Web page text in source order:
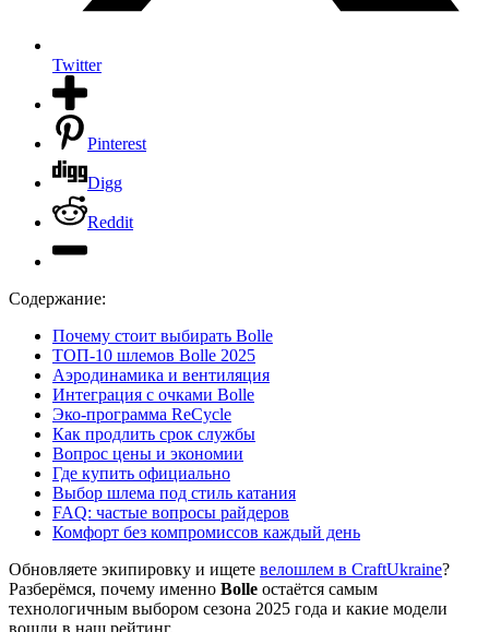
Twitter
Pinterest
Digg
Reddit
Содержание:
Почему стоит выбирать Bolle
ТОП-10 шлемов Bolle 2025
Аэродинамика и вентиляция
Интеграция с очками Bolle
Эко-программа ReCycle
Как продлить срок службы
Вопрос цены и экономии
Где купить официально
Выбор шлема под стиль катания
FAQ: частые вопросы райдеров
Комфорт без компромиссов каждый день
Обновляете экипировку и ищете велошлем в CraftUkraine?
Разберёмся, почему именно Bolle остаётся самым
технологичным выбором сезона 2025 года и какие модели
вошли в наш рейтинг.